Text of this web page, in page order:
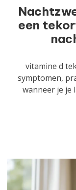
een
vitamine d
symptomen,
wanneer je je